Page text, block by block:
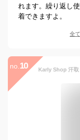
れます。繰り返し
着できますよ。
全
no. 10